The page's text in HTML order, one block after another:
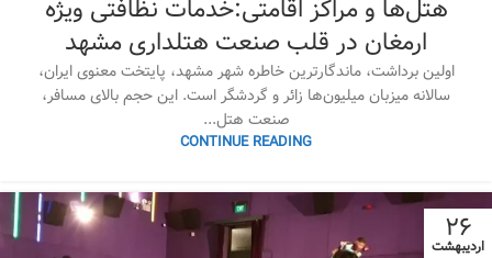
هتل‌ها و مراکز اقامتی:خدمات نظافتی ویژه
ارمغان در قلب صنعت هتلداری مشهد
اولین برداشت، ماندگارترین خاطره شهر مشهد، پایتخت معنوی ایران،
سالانه میزبان میلیون‌ها زائر و گردشگر است. این حجم بالای مسافر،
صنعت هتل...
CONTINUE READING
۲۶
اردیبهشت